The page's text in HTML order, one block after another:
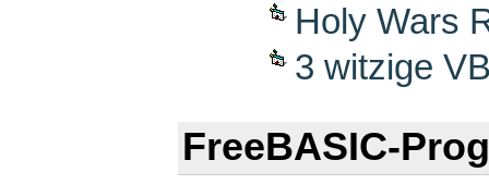
Holy Wars
3 witzige
FreeBASIC-